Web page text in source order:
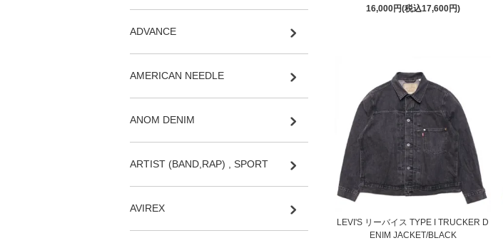
16,000円(税込17,600円)
LEVI'S リーバイス TYPE I TRUCKER D
ENIM JACKET/BLACK
ADVANCE
AMERICAN NEEDLE
ANOM DENIM
ARTIST (BAND,RAP) , SPORT
AVIREX